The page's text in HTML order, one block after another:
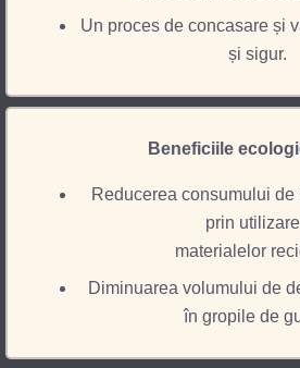
Un proces de concasare și
și sigur.
Beneficiile
Reducerea consumului
prin
materialelor
Diminuarea volumului de
în gropile de